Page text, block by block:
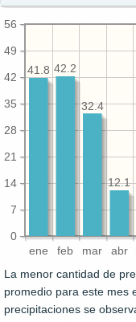
ene feb mar abr
0
7
14
21
28
35
42
49
56
12.1
32.4
42.2
41.8
La menor cantidad de
promedio para este mes
precipitaciones se